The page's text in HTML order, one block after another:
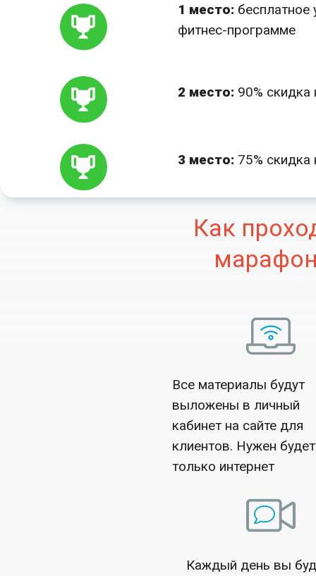
1 место: бесплатное
фитнес-программе
2 место: 90% скидка
3 место: 75% скидка
Как
Все материалы будут
выложены в личный
кабинет на сайте для
клиентов. Нужен будет
только интернет
Каждый день вы